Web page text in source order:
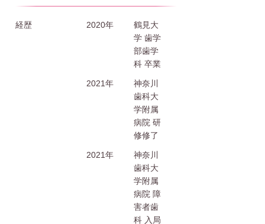
経歴 2020年
鶴見大
学 歯学
部歯学
科 卒業
2021年
神奈川
歯科大
学附属
病院 研
修修了
2021年
神奈川
歯科大
学附属
病院 障
害者歯
科 入局